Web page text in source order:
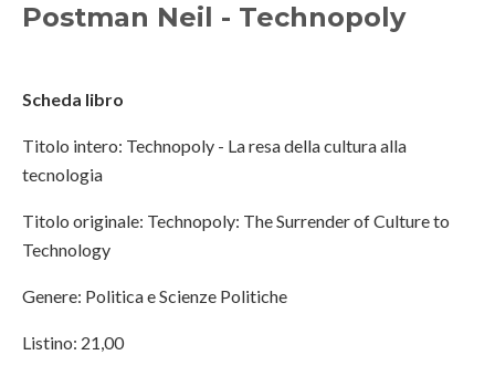
Postman Neil - Technopoly
Scheda libro
Titolo intero: Technopoly - La resa della cultura alla
tecnologia
Titolo originale: Technopoly: The Surrender of Culture to
Technology
Genere: Politica e Scienze Politiche
Listino: 21,00